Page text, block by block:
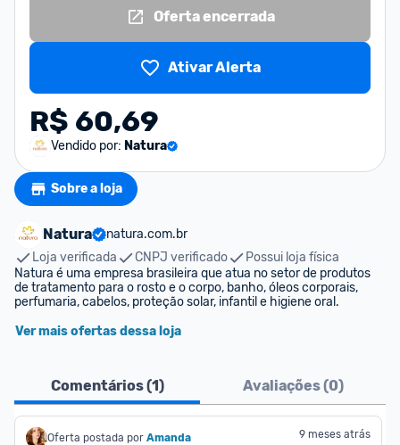
Oferta encerrada
Ativar Alerta
R$ 60,69
Vendido por: Natura
Sobre a loja
Natura
natura.com.br
Loja verificada
CNPJ verificado
Possui loja física
Natura é uma empresa brasileira que atua no setor de produtos
de tratamento para o rosto e o corpo, banho, óleos corporais,
perfumaria, cabelos, proteção solar, infantil e higiene oral.
Ver mais ofertas dessa loja
Comentários (1) Avaliações (0)
Oferta postada por Amanda 9 meses atrás